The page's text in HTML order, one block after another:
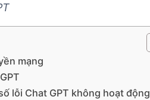
mạng
lỗi Chat GPT không hoạt động